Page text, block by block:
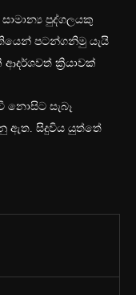
පුද්ගලයකු
පටන්ගනිමු යැයි
ක්‍රියාවක්
නොසිට සැබෑ
ඇත. සිදුවිය යුත්තේ